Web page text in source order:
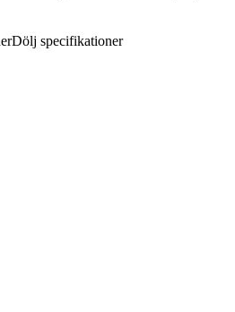
Dölj specifikationer